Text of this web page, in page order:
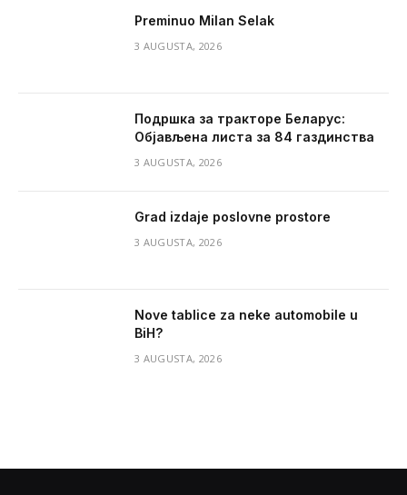
Preminuo Milan Selak
3 AUGUSTA, 2026
Подршка за тракторе Беларус:
Објављена листа за 84 газдинства
3 AUGUSTA, 2026
Grad izdaje poslovne prostore
3 AUGUSTA, 2026
Nove tablice za neke automobile u
BiH?
3 AUGUSTA, 2026